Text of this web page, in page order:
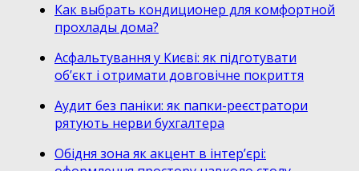
Как выбрать кондиционер для комфортной
прохлады дома?
Асфальтування у Києві: як підготувати
об’єкт і отримати довговічне покриття
Аудит без паніки: як папки-реєстратори
рятують нерви бухгалтера
Обідня зона як акцент в інтер’єрі: